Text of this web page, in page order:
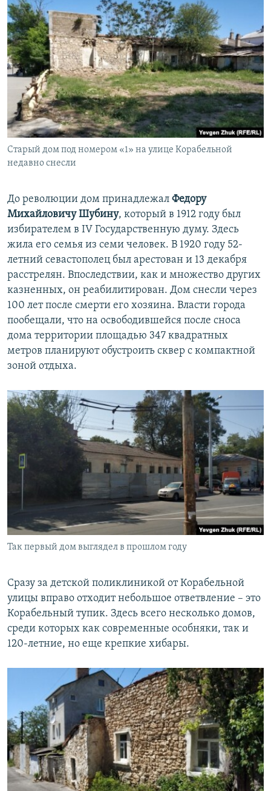
Старый дом под номером «1» на улице Корабельной
недавно снесли
До революции дом принадлежал Федору
Михайловичу Шубину, который в 1912 году был
избирателем в IV Государственную думу. Здесь
жила его семья из семи человек. В 1920 году 52-
летний севастополец был арестован и 13 декабря
расстрелян. Впоследствии, как и множество других
казненных, он реабилитирован. Дом снесли через
100 лет после смерти его хозяина. Власти города
пообещали, что на освободившейся после сноса
дома территории площадью 347 квадратных
метров планируют обустроить сквер с компактной
зоной отдыха.
Так первый дом выглядел в прошлом году
Сразу за детской поликлиникой от Корабельной
улицы вправо отходит небольшое ответвление – это
Корабельный тупик. Здесь всего несколько домов,
среди которых как современные особняки, так и
120-летние, но еще крепкие хибары.